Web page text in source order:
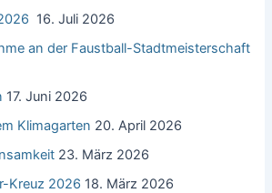
16. Juli 2026
an der Faustball-Stadtmeisterschaft
17. Juni 2026
Klimagarten 20. April 2026
23. März 2026
Kreuz 2026 18. März 2026